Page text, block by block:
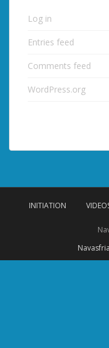
Log in
Entries feed
Comments feed
WordPress.org
INITIATION